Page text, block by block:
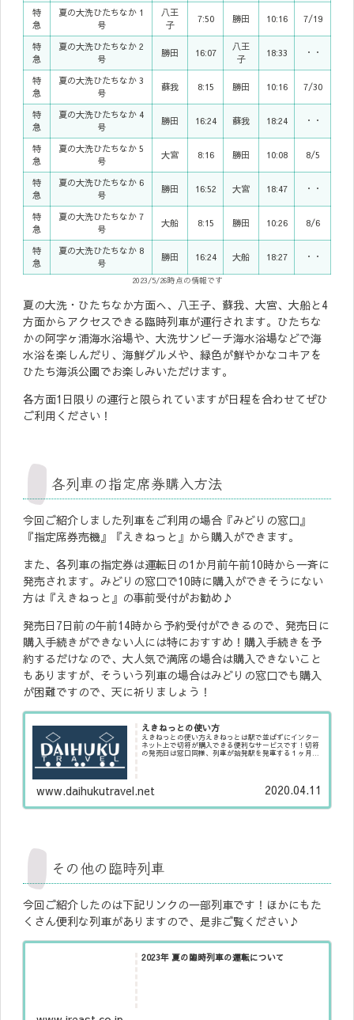
特
急
夏の大洗ひたちなか 1
号
八王
子
7:50 勝田 10:16 7/19
特
急
夏の大洗ひたちなか 2
号
勝田 16:07
八王
子
18:33 ・・
特
急
夏の大洗ひたちなか 3
号
蘇我 8:15 勝田 10:16 7/30
特
急
夏の大洗ひたちなか 4
号
勝田 16:24 蘇我 18:24 ・・
特
急
夏の大洗ひたちなか 5
号
大宮 8:16 勝田 10:08 8/5
特
急
夏の大洗ひたちなか 6
号
勝田 16:52 大宮 18:47 ・・
特
急
夏の大洗ひたちなか 7
号
大船 8:15 勝田 10:26 8/6
特
急
夏の大洗ひたちなか 8
号
勝田 16:24 大船 18:27 ・・
2023/5/26時点の情報です
夏の大洗・ひたちなか方面へ、八王子、蘇我、大宮、大船と4
方面からアクセスできる臨時列車が運行されます。ひたちな
かの阿字ヶ浦海水浴場や、大洗サンビーチ海水浴場などで海
水浴を楽しんだり、海鮮グルメや、緑色が鮮やかなコキアを
ひたち海浜公園でお楽しみいただけます。
各方面1日限りの運行と限られていますが日程を合わせてぜひ
ご利用ください！
各列車の指定席券購入方法
今回ご紹介しました列車をご利用の場合『みどりの窓口』
『指定席券売機』『えきねっと』から購入ができます。
また、各列車の指定券は運転日の1か月前午前10時から一斉に
発売されます。みどりの窓口で10時に購入ができそうにない
方は『えきねっと』の事前受付がお勧め♪
発売日7日前の午前14時から予約受付ができるので、発売日に
購入手続きができない人には特におすすめ！購入手続きを予
約するだけなので、大人気で満席の場合は購入できないこと
もありますが、そういう列車の場合はみどりの窓口でも購入
が困難ですので、天に祈りましょう！
えきねっとの使い方
えきねっとの使い方えきねっとは駅で並ばずにインター
ネット上で切符が購入できる便利なサービスです！切符
の発売日は窓口同様、列車が始発駅を発車する１ヶ月前
www.daihukutravel.net 2020.04.11
その他の臨時列車
今回ご紹介したのは下記リンクの一部列車です！ほかにもた
くさん便利な列車がありますので、是非ご覧ください♪
2023年 夏の臨時列車の運転について